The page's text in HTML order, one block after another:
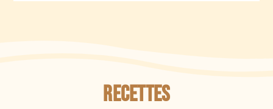
Recettes